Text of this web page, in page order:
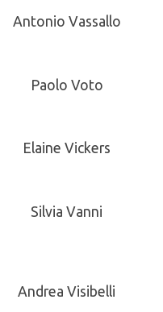
Antonio Vassallo
Paolo Voto
Elaine Vickers
Silvia Vanni
Andrea Visibelli